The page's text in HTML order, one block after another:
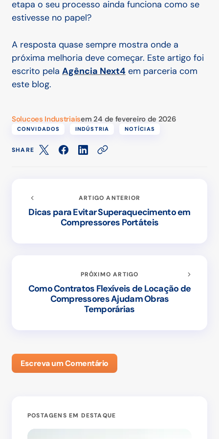
etapa o seu processo ainda funciona como se
estivesse no papel?
A resposta quase sempre mostra onde a
próxima melhoria deve começar. Este artigo foi
escrito pela Agência Next4 em parceria com
este blog.
Solucoes Industriaisem 24 de fevereiro de 2026
CONVIDADOS INDÚSTRIA NOTÍCIAS
SHARE
ARTIGO ANTERIOR
Dicas para Evitar Superaquecimento em
Compressores Portáteis
PRÓXIMO ARTIGO
Como Contratos Flexíveis de Locação de
Compressores Ajudam Obras
Temporárias
Escreva um Comentário
POSTAGENS EM DESTAQUE